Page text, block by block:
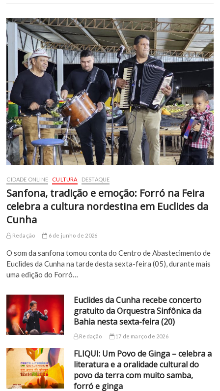
CIDADE ONLINE CULTURA DESTAQUE
Sanfona, tradição e emoção: Forró na Feira
celebra a cultura nordestina em Euclides da
Cunha
Redação 6 de junho de 2026
O som da sanfona tomou conta do Centro de Abastecimento de
Euclides da Cunha na tarde desta sexta-feira (05), durante mais
uma edição do Forró…
Euclides da Cunha recebe concerto
gratuito da Orquestra Sinfônica da
Bahia nesta sexta-feira (20)
Redação 17 de março de 2026
FLIQUI: Um Povo de Ginga – celebra a
literatura e a oralidade cultural do
povo da terra com muito samba,
forró e ginga